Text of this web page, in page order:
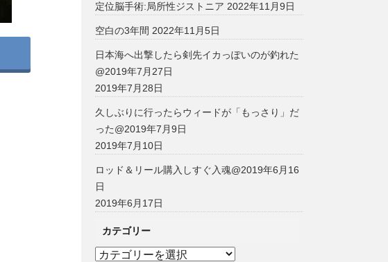
定位脳手術:局所性ジストニア 2022年11月9日
空白の3年間 2022年11月5日
日本海へ出撃したら剣先イカっぽいのが釣れた
@2019年7月27日
2019年7月28日
久しぶりに行ったらウィードが「もっさり」だ
った@2019年7月9日
2019年7月10日
ロッド＆リール購入しすぐ入魂@2019年6月16
日
2019年6月17日
カテゴリー
カ